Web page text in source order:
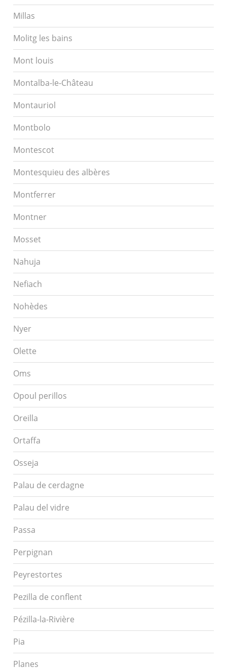
Millas
Molitg les bains
Mont louis
Montalba-le-Château
Montauriol
Montbolo
Montescot
Montesquieu des albères
Montferrer
Montner
Mosset
Nahuja
Nefiach
Nohèdes
Nyer
Olette
Oms
Opoul perillos
Oreilla
Ortaffa
Osseja
Palau de cerdagne
Palau del vidre
Passa
Perpignan
Peyrestortes
Pezilla de conflent
Pézilla-la-Rivière
Pia
Planes